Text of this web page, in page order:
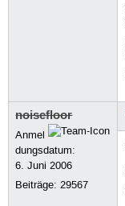
noisefloor
Anmel
dungsdatum:
6. Juni 2006
Beiträge:29567